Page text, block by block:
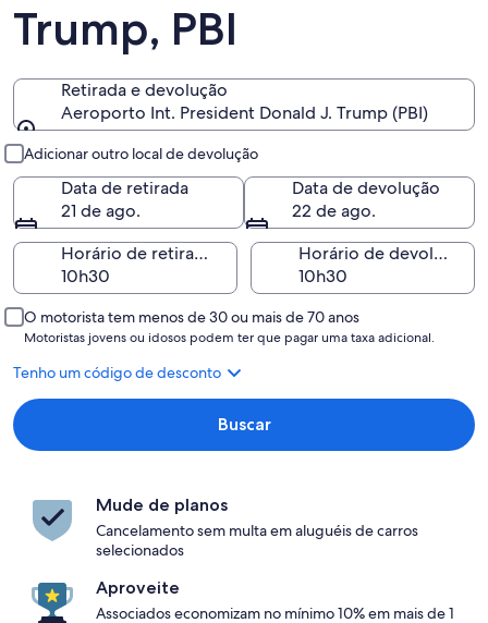
Trump, PBI
Retirada e devolução
Aeroporto Int. President Donald J. Trump (PBI)
Adicionar outro local de devolução
Data de retirada
21 de ago.
Data de devolução
22 de ago.
Horário de retirada
Horário de devolução
O motorista tem menos de 30 ou mais de 70 anos
Motoristas jovens ou idosos podem ter que pagar uma taxa adicional.
Tenho um código de desconto
Buscar
Mude de planos
Cancelamento sem multa em aluguéis de carros
selecionados
Aproveite
Associados economizam no mínimo 10% em mais de 1